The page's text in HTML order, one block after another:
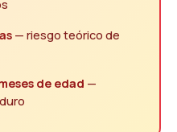
— riesgo teórico de
de edad —